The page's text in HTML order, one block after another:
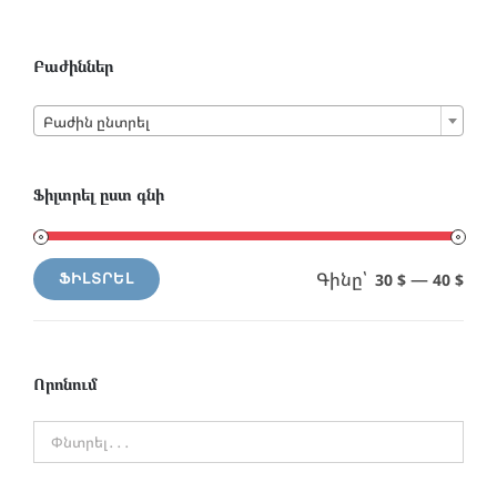
Բաժիններ
Բաժին ընտրել
Ֆիլտրել ըստ գնի
Min
MaxՖԻԼՏՐԵԼ Գինը՝ 30 $ — 40 $
Որոնում